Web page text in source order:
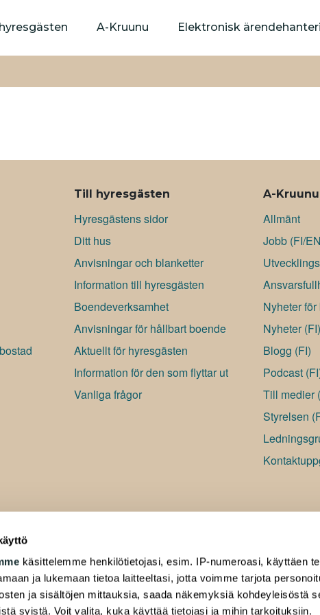
käsittelemme henkilötietojasi, esim. IP-numeroasi, käyttäen
ja lukemaan tietoa laitteeltasi, jotta voimme tarjota
ja sisältöjen mittauksia, saada näkemyksiä kohdeyleisöstä
syistä. Voit valita, kuka käyttää tietojasi ja mihin tarkoituksiin.
till
A-Kruunu Elektronisk
Till hyresgästen
Hyresgästens sidor
Ditt hus
Anvisningar och blanketter
Information till hyresgästen
Boendeverksamhet
Anvisningar för hållbart boende
Aktuellt för hyresgästen
Information för den som flyttar ut
Vanliga frågor
A-Kruunu
Allmänt
Jobb (FI/
Nyheter
Nyheter (FI)
Blogg (FI)
Podcast
Till medier
Styrelsen